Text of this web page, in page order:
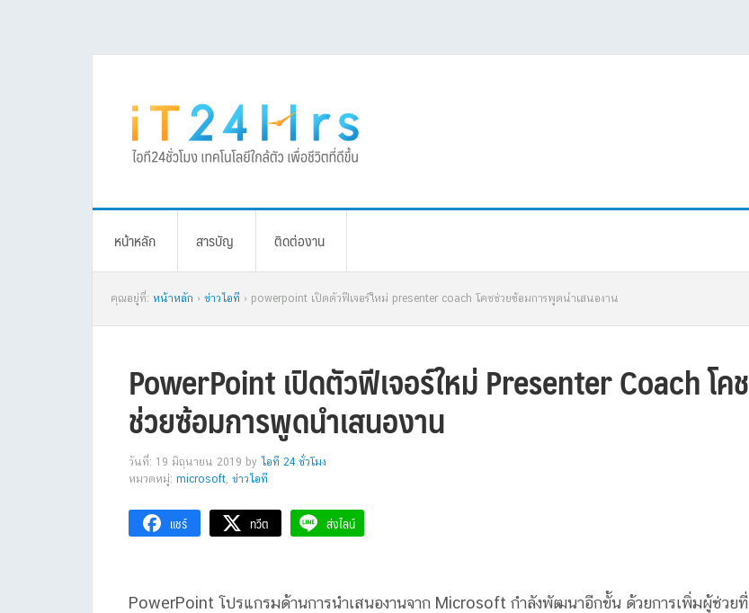
หน้าหลัก สารบัญ ติดต่องาน
คุณอยู่ที่: หน้าหลัก › ข่าวไอที › powerpoint เปิดตัวฟีเจอร์ใหม่ presenter coach โคชช่วยซ้อมการพูดนำเสนองาน
PowerPoint เปิดตัวฟีเจอร์ใหม่ Presenter Coach โคช
ช่วยซ้อมการพูดนำเสนองาน
วันที่: 19 มิถุนายน 2019 by ไอที 24 ชั่วโมง
หมวดหมู่: microsoft, ข่าวไอที
แชร์ ทวีต ส่งไลน์
PowerPoint โปรแกรมด้านการนำเสนองานจาก Microsoft กำลังพัฒนาอีกขั้น ด้วยการเพิ่มผู้ช่วยที่